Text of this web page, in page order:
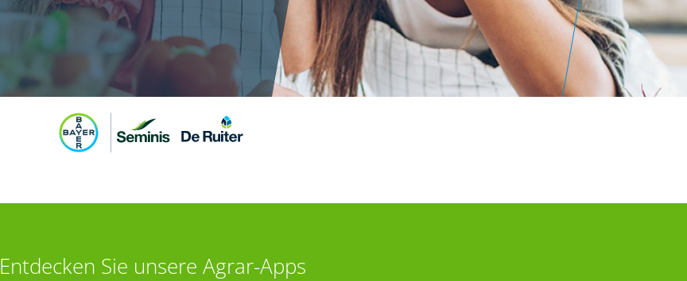
Entdecken Sie unsere Agrar-Apps